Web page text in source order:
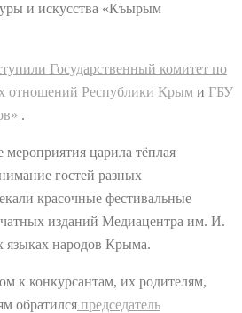
и искусства «Къырым
Государственный комитет по
отношений Республики Крым и ГБУ
.
царила тёплая
гостей разных
красочные фестивальные
изданий Медиацентра им. И.
языках народов Крыма.
к конкурсантам, их родителям,
обратился председатель